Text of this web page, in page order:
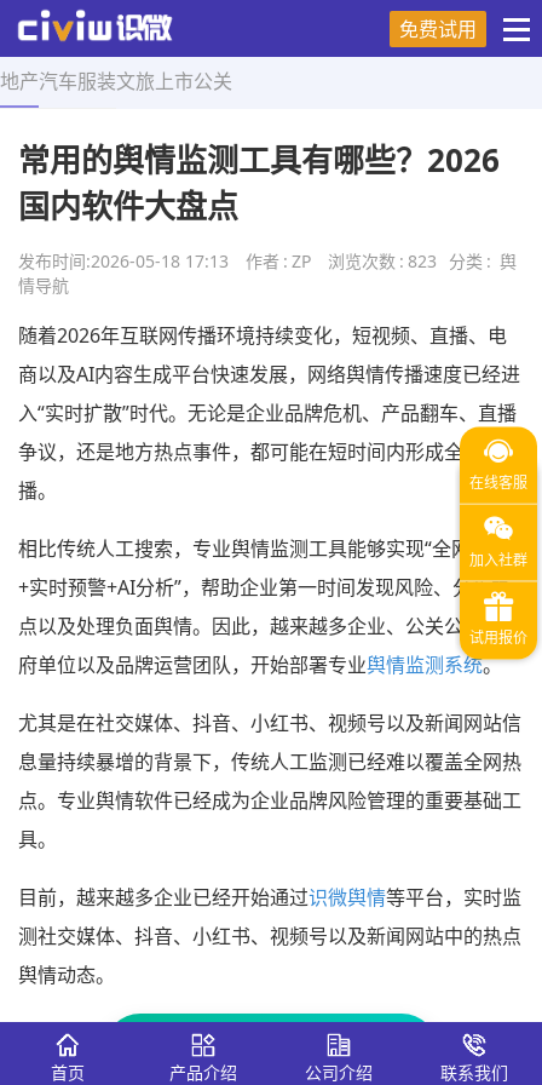
免费试用
地产汽车服装文旅 上市公关
首页 > 舆情导航 > 正文
常用的舆情监测工具有哪些？2026
国内软件大盘点
发布时间:2026-05-18 17:13 作者 : ZP 浏览次数 : 823 分类 : 舆
情导航
随着2026年互联网传播环境持续变化，短视频、直播、电
商以及AI内容生成平台快速发展，网络舆情传播速度已经进
入“实时扩散”时代。无论是企业品牌危机、产品翻车、直播
争议，还是地方热点事件，都可能在短时间内形成全网传
播。
相比传统人工搜索，专业舆情监测工具能够实现“全网采集
+实时预警+AI分析”，帮助企业第一时间发现风险、分析热
点以及处理负面舆情。因此，越来越多企业、公关公司、政
府单位以及品牌运营团队，开始部署专业舆情监测系统。
尤其是在社交媒体、抖音、小红书、视频号以及新闻网站信
息量持续暴增的背景下，传统人工监测已经难以覆盖全网热
点。专业舆情软件已经成为企业品牌风险管理的重要基础工
具。
目前，越来越多企业已经开始通过识微舆情等平台，实时监
测社交媒体、抖音、小红书、视频号以及新闻网站中的热点
舆情动态。
免费试用全网舆情监测系统 →
首页 产品介绍 公司介绍 联系我们